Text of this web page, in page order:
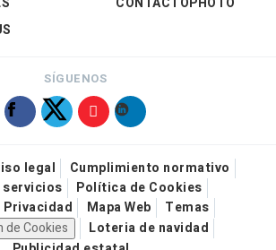
SÍGUENOS
legal
Cumplimiento normativo
servicios
Política de Cookies
Mapa Web
Temas
de Cookies
Loteria de navidad